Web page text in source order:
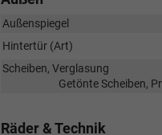
Außenspiegel
Hintertür (Art)
Scheiben, Verglasung
Getönte Scheiben,
Räder & Technik